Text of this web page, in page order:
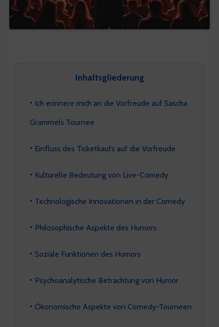
Inhaltsgliederung
Ich erinnere mich an die Vorfreude auf Sascha
Grammels Tournee
Einfluss des Ticketkaufs auf die Vorfreude
Kulturelle Bedeutung von Live-Comedy
Technologische Innovationen in der Comedy
Philosophische Aspekte des Humors
Soziale Funktionen des Humors
Psychoanalytische Betrachtung von Humor
Ökonomische Aspekte von Comedy-Tourneen